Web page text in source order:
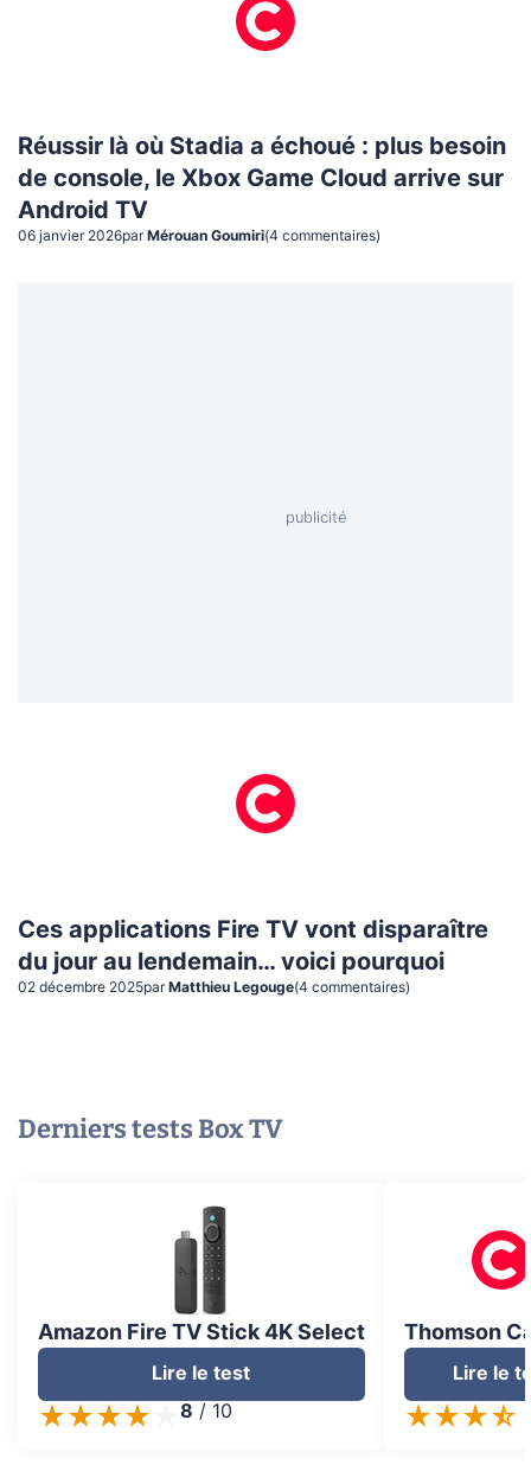
Réussir là où Stadia a échoué : plus besoin
de console, le Xbox Game Cloud arrive sur
Android TV
06 janvier 2026par Mérouan Goumiri(4 commentaires)
Ces applications Fire TV vont disparaître
du jour au lendemain… voici pourquoi
02 décembre 2025par Matthieu Legouge(4 commentaires)
Derniers testsBox TV
Amazon Fire TV Stick 4K Select
Lire le test
8 / 10
Thomson
Lire le